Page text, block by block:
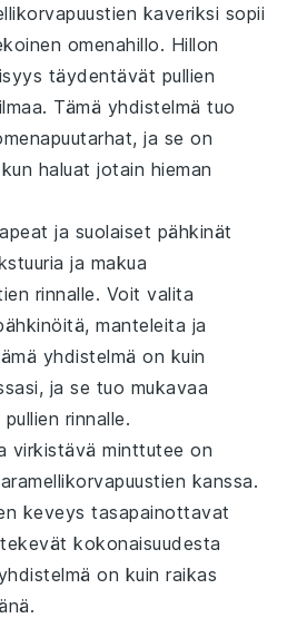
kaveriksi sopii
omenahillo. Hillon
täydentävät pullien
Tämä yhdistelmä tuo
, ja se on
haluat jotain hieman
ja suolaiset pähkinät
ja makua
rinnalle. Voit valita
manteleita ja
yhdistelmä on kuin
ja se tuo mukavaa
rinnalle.
virkistäväminttutee on
kanssa.
keveys tasapainottavat
kokonaisuudesta
on kuinraikas